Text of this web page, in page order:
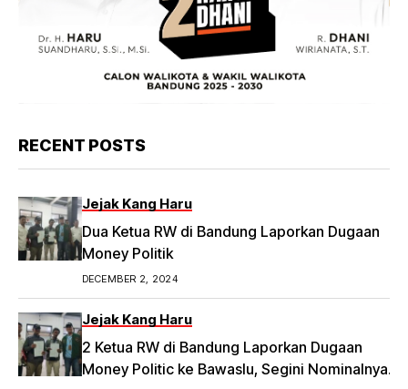
RECENT POSTS
Jejak Kang Haru
Dua Ketua RW di Bandung Laporkan Dugaan
Money Politik
DECEMBER 2, 2024
Jejak Kang Haru
2 Ketua RW di Bandung Laporkan Dugaan
Money Politic ke Bawaslu, Segini Nominalnya